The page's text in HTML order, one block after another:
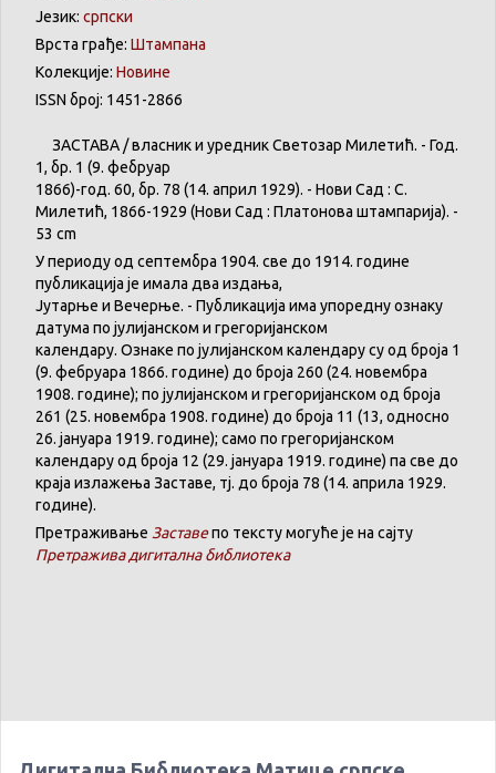
Језик: српски
Врста грађе: Штампана
Колекције: Новине
ISSN број: 1451-2866
ЗАСТАВА/власники уредникСветозар Милетић. - Год.
1, бр. 1 (9. фебруар
1866)-год. 60, бр. 78 (14. април 1929). - Нови Сад : С.
Милетић, 1866-1929 (Нови Сад : Платонова штампарија). -
53 cm
Упериодуод септембра 1904. све до 1914. године
публикација је имала два издања,
Јутарње и Вечерње. - Публикација има упореднуознаку
датума по јулијанском и грегоријанском
календару. Ознаке по јулијанском календару су од броја 1
(9. фебруара 1866. године) до броја 260 (24. новембра
1908. године); по јулијанском и грегоријанском од броја
261 (25. новембра 1908. године) до броја 11 (13, односно
26. јануара 1919. године); само по грегоријанском
календаруод броја 12 (29. јануара 1919. године) па све до
краја излажења Заставе, тј. до броја 78 (14. априла 1929.
године).
Претраживање Заставепо тексту могуће је на сајту
Претражива дигитална библиотека